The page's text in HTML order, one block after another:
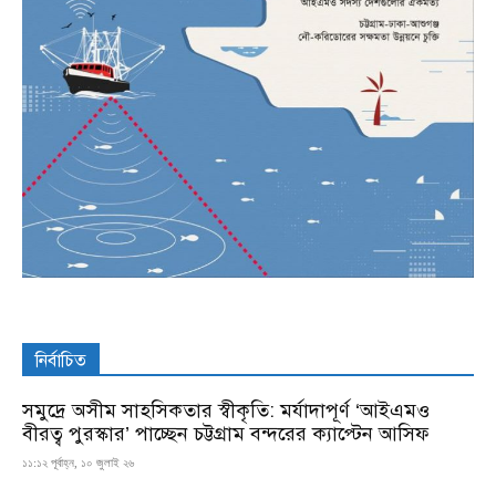
নির্বাচিত
সমুদ্রে অসীম সাহসিকতার স্বীকৃতি: মর্যাদাপূর্ণ ‘আইএমও
বীরত্ব পুরস্কার’ পাচ্ছেন চট্টগ্রাম বন্দরের ক্যাপ্টেন আসিফ
১১:১২ পূর্বাহ্ন, ১০ জুলাই ২৬